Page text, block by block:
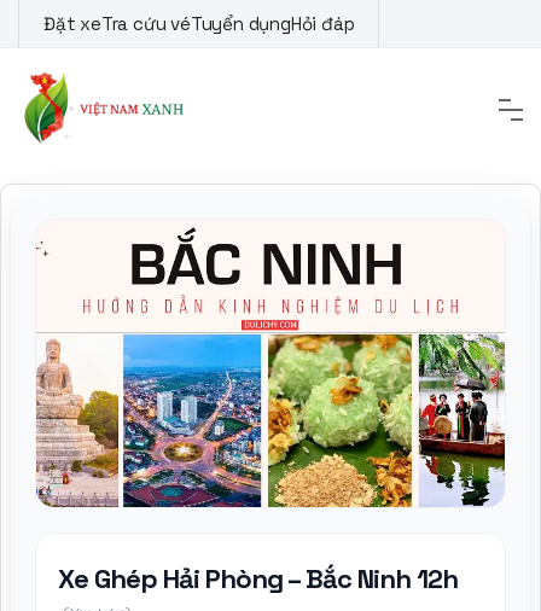
to
content
Đặt xeTra cứu véTuyển dụngHỏi đáp
Xe Ghép Hải Phòng – Bắc Ninh 12h